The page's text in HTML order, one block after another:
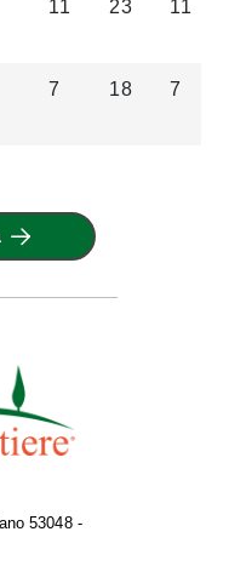
11 23 11
7 18 7
53048 -